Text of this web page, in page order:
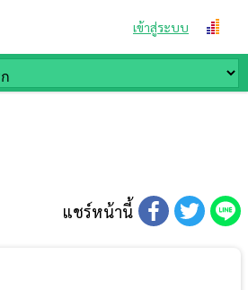
เข้าสู่ระบบ
แชร์หน้านี้